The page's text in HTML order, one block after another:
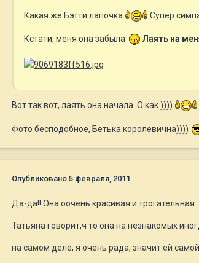
Какая же Бэтти лапочка Супер
Кстати, меня она забыла Лаять на
Вот так вот, лаять она начала. О как ))))
Фото бесподобное, Бетька королевична))))
Опубликовано 5 февраля, 2011
Да-да!! Она оочень красивая и трогательная.
Татьяна говорит,ч то она на незнакомых
на самом деле, я очень рада, значит ей